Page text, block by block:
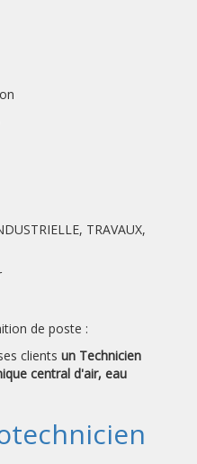
TRAVAUX,
de poste :
clients un Technicien
central d'air, eau